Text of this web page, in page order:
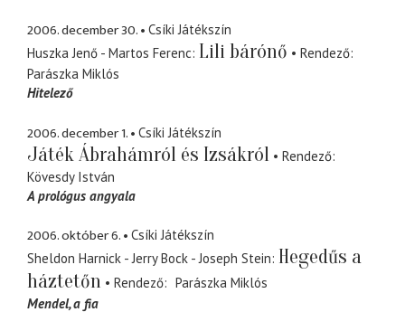
2006. december 30.
Csíki Játékszín
Huszka Jenő - Martos Ferenc Lili bárónő
Rendező
Parászka Miklós
Hitelező
2006. december 1. Csíki Játékszín
Játék Ábrahámról és Izsákról
Rendező
Kövesdy István
A prológus angyala
2006. október 6.
Csíki Játékszín
Sheldon Harnick - Jerry Bock - Joseph Stein Hegedűs a
háztetőn
Rendező
Parászka Miklós
Mendel a fia